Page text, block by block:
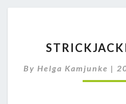
By Helga Kamjunke |